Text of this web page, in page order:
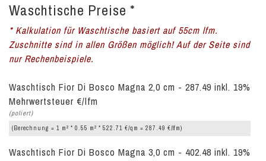
Waschtische Preise *
* Kalkulation für Waschtische basiert auf 55cm lfm.
Zuschnitte sind in allen Größen möglich! Auf der Seite sind
nur Rechenbeispiele.
Waschtisch Fior Di Bosco Magna 2,0 cm - 287.49 inkl. 19%
Mehrwertsteuer €/lfm
(poliert)
(Berechnung = 1 m 2 * 0.55 m 2 * 522.71 €/qm = 287.49 €/lfm)
Waschtisch Fior Di Bosco Magna 3,0 cm - 402.48 inkl. 19%